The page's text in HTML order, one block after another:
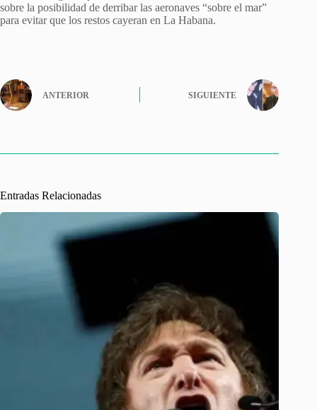
sobre la posibilidad de derribar las aeronaves “sobre el mar”
para evitar que los restos cayeran en La Habana.
ANTERIOR SIGUIENTE
Entradas Relacionadas